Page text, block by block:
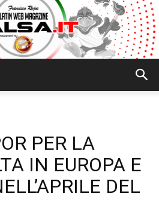
PER LA
IN EUROPA E
DEL